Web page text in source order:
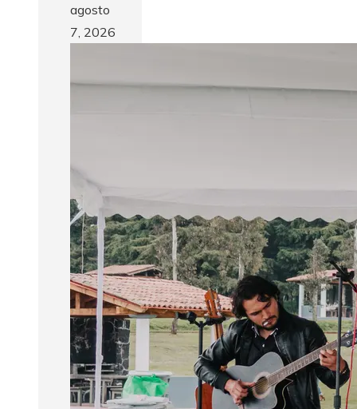
agosto
7, 2026